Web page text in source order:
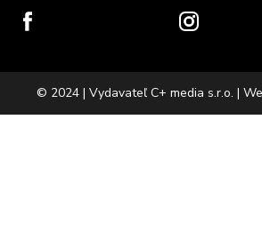
© 2024 | Vydavateľ C+ media s.r.o. |